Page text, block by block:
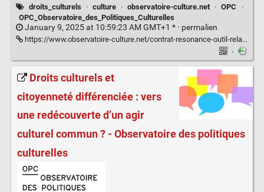
droits_culturels · culture · observatoire-culture.net · OPC
·
OPC_Observatoire_des_Politiques_Culturelles
January 9, 2025 at 10:59:23 AM GMT+1 * · permalien
https://www.observatoire-culture.net/contrat-resonance-outil-relationnel-imaginer-piloter-lieux-culturels/
·
Droits culturels et
citoyenneté différenciée : vers
une redécouverte d’un agir
culturel commun ? - Observatoire des politiques
culturelles